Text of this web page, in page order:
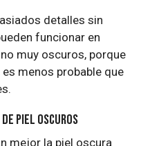
detalles sin
funcionar en
muy oscuros, porque
menos probable que
piel oscuros
mejor la piel oscura